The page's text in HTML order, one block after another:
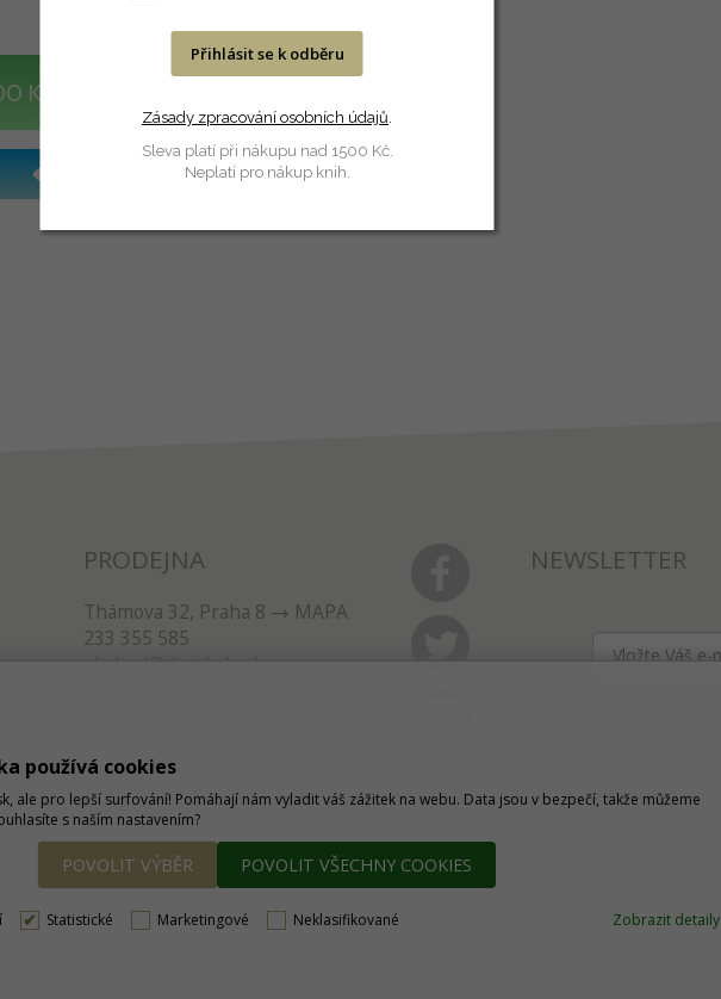
DO KOŠÍKU
PRODEJNA
Thámova 32, Praha 8
MAPA
233 355 585
obchod@dtpobchod.cz
NEWSLETTER
používá cookies
ale pro lepší surfování! Pomáhají nám vyladit váš zážitek na webu. Data jsou v bezpečí, takže můžeme
s naším nastavením?
POVOLIT VÝBĚR POVOLIT VŠECHNY COOKIES
Statistické Marketingové Neklasifikované Zobrazit detaily
Přihlásit se k odběru
Zásady zpracování osobních údajů
Sleva platí při nákupu nad 1500 Kč.
Neplatí pro nákup knih.